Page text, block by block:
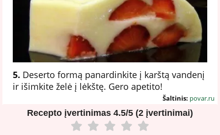
5. Deserto formą panardinkite į karštą vandenį
ir išimkite želė į lėkštę. Gero apetito!
Šaltinis: povar.ru
Recepto įvertinimas 4.5/5 (2 įvertinimai)